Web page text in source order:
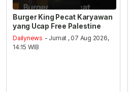
Burger King Pecat Karyawan
yang Ucap Free Palestine
Dailynews - Jumat , 07 Aug 2026,
14:15 WIB